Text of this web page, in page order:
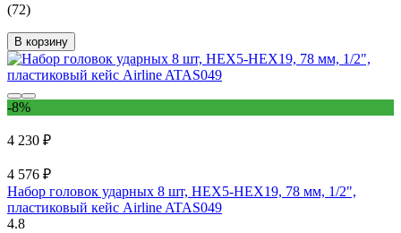
(72)
В корзину
-8%
4 230 ₽
4 576 ₽
Набор головок ударных 8 шт, HEX5-HEX19, 78 мм, 1/2",
пластиковый кейс Airline ATAS049
4.8